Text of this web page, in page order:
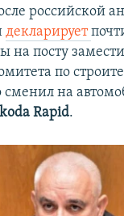
российской
декларирует
на посту
по
на
Rapid.